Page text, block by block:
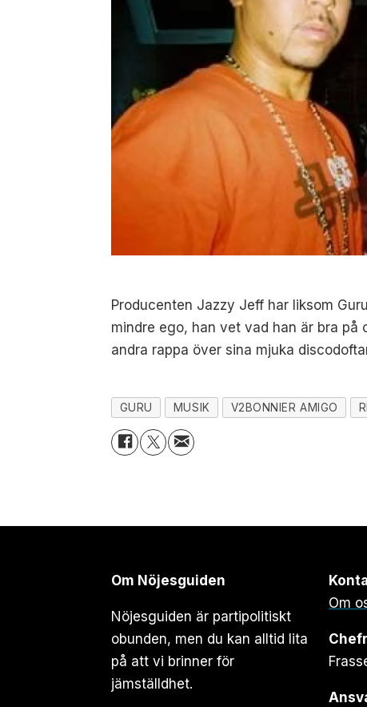
Producenten Jazzy Jeff har liksom
mindre ego, han vet vad han är bra på
andra rappa över sina mjuka
GURU MUSIK V2BONNIER AMIGO
Om Nöjesguiden
Nöjesguiden är partipolitiskt
obunden, men du kan alltid lita
på att vi brinner för
jämställdhet.
Om